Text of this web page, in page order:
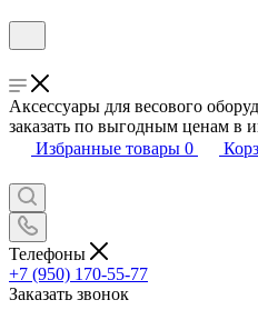
Аксессуары для весового
заказать по выгодным ценам в
Избранные товары 0
Телефоны
+7 (950) 170-55-77
Заказать звонок